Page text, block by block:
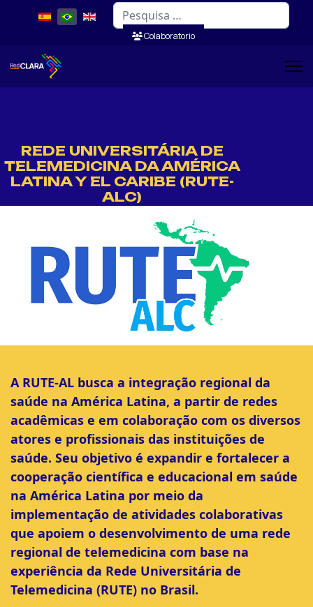
Pesquisar
Colaboratorio
REDE UNIVERSITÁRIA DE
TELEMEDICINA DA AMÉRICA
LATINA Y EL CARIBE (RUTE-
ALC)
A RUTE-AL busca a integração regional da
saúde na América Latina, a partir de redes
acadêmicas e em colaboração com os diversos
atores e profissionais das instituições de
saúde. Seu objetivo é expandir e fortalecer a
cooperação científica e educacional em saúde
na América Latina por meio da
implementação de atividades colaborativas
que apoiem o desenvolvimento de uma rede
regional de telemedicina com base na
experiência da Rede Universitária de
Telemedicina (RUTE) no Brasil.